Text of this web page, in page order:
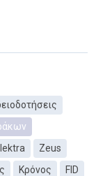
Zeus
Κρόνος
FID